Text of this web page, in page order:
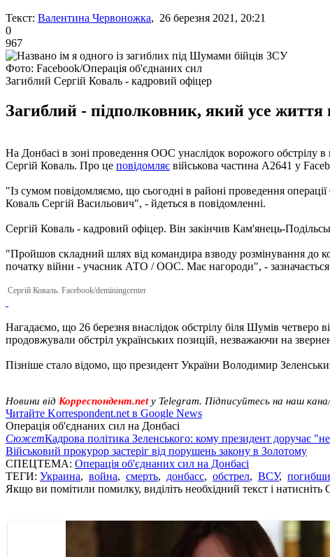
Текст: Валентина Червоножка, 26 березня 2021, 20:21
0
967
Фото: Facebook/Операція об'єднаних сил
Загиблий Сергій Коваль - кадровий офіцер
Загиблий - підполковник, який усе
На Донбасі в зоні проведення ООС унаслідок ворожого обстрілу
Сергій Коваль. Про це повідомляє військова частина А2641 у
"Із сумом повідомляємо, що сьогодні в районі проведення
Коваль Сергій Васильович", - йдеться в повідомленні.
Сергій Коваль - кадровий офіцер. Він закінчив Кам'янець-
"Пройшов складний шлях від командира взводу розмінування до
початку війни - учасник АТО / ООС. Має нагороди", - зазначається
Сергій Коваль. Facebook/deminingcenter
Нагадаємо, що 26 березня внаслідок обстрілу біля Шумів четверо
продовжували обстріл українських позицій, незважаючи на
Пізніше стало відомо, що президент України Володимир
Новини від Корреспондент.netу Telegram. Підписуйтесь на наш
Читайте Korrespondent.net в Google News
Операція об'єднаних сил на Донбасі
СюжетКадрова політика Зеленського: кому президент доручає
Військовий прокурор застеріг від порушень закону в Золотому
СПЕЦТЕМА: Операція об'єднаних сил на Донбасі
ТЕГИ: Украина, война, смерть, донбасс, обстрел, ВСУ,
Якщо ви помітили помилку, виділіть необхідний текст і